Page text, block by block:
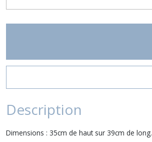
Description
Dimensions : 35cm de haut sur 39cm de long.